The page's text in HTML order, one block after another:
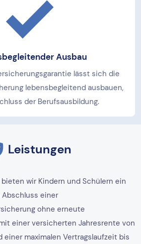
Ausbau
lässt sich die
lebensbegleitend ausbauen,
der Berufsausbildung.
Leistungen
wir Kindern und Schülern ein
einer
ohne erneute
einer versicherten Jahresrente von
einer maximalen Vertragslaufzeit bis